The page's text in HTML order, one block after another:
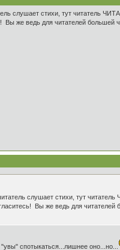
слушает стихи, тут читатель
Вы же ведь для читателей
слушает стихи, тут
Вы же ведь для
спотыкаться...лишнее оно...но...